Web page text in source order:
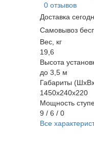
0 отзывов
Доставка
Самовывоз
Вес, кг
19,6
Высота
до 3,5 м
Габариты
1450x240x220
Мощность
9 / 6 / 0
Все